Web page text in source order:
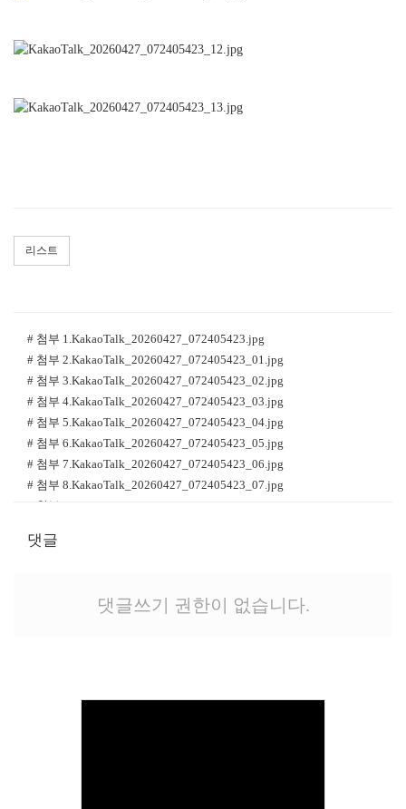
리스트
# 첨부 1.KakaoTalk_20260427_072405423.jpg
# 첨부 2.KakaoTalk_20260427_072405423_01.jpg
# 첨부 3.KakaoTalk_20260427_072405423_02.jpg
# 첨부 4.KakaoTalk_20260427_072405423_03.jpg
# 첨부 5.KakaoTalk_20260427_072405423_04.jpg
# 첨부 6.KakaoTalk_20260427_072405423_05.jpg
# 첨부 7.KakaoTalk_20260427_072405423_06.jpg
# 첨부 8.KakaoTalk_20260427_072405423_07.jpg
# 첨부 9.KakaoTalk_20260427_072405423_08.jpg
# 첨부 11.KakaoTalk_20260427_072405423_10.jpg
# 첨부 14.KakaoTalk_20260427_072405423_13.jpg
댓글
댓글쓰기 권한이 없습니다.